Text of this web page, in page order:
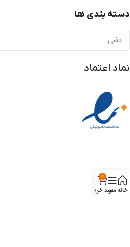
دسته بندی ها
نماد اعتماد
خانهمنو
0
سبد خرید